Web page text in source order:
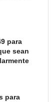
para
sean
para